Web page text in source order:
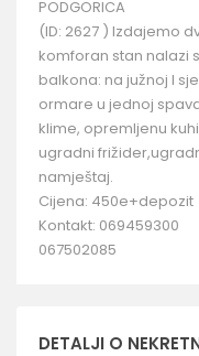
PODGORICA
(ID: 2627 ) Izdajemo
komforan stan nalazi
balkona: na južnoj I
ormare u jednoj
klime, opremljenu
ugradni
namještaj.
Cijena: 450e+depozit
Kontakt: 069459300
067502085
DETALJI O